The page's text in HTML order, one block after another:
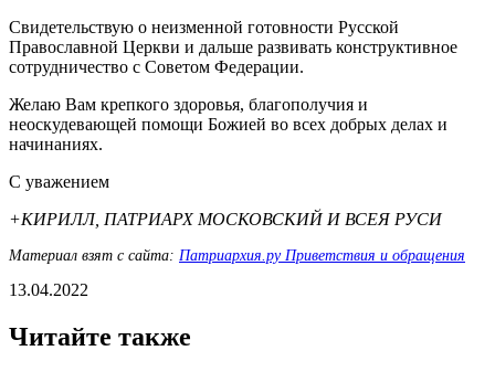
Свидетельствую о неизменной готовности Русской
Православной Церкви и дальше развивать конструктивное
сотрудничество с Советом Федерации.
Желаю Вам крепкого здоровья, благополучия и
неоскудевающей помощи Божией во всех добрых делах и
начинаниях.
С уважением
+КИРИЛЛ, ПАТРИАРХ МОСКОВСКИЙ И ВСЕЯ РУСИ
Материал взят с сайта: Патриархия.ру Приветствия и обращения
13.04.2022
Читайте также